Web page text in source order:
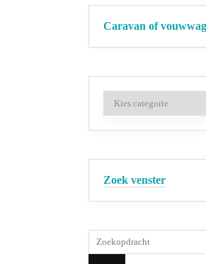
Caravan of
Zoek venster